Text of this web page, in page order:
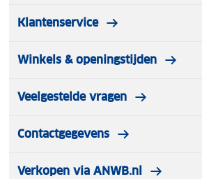
Klantenservice
Winkels & openingstijden
Veelgestelde vragen
Contactgegevens
Verkopen via ANWB.nl